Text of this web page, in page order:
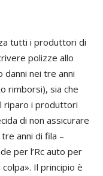
tutti i produttori di
polizze allo
nei tre anni
rimborsi), sia che
riparo i produttori
di non assicurare
anni di fila –
per l’Rc auto per
Il principio è